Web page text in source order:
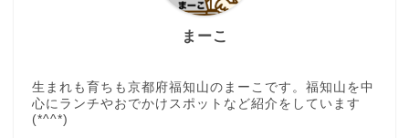
まーこ
生まれも育ちも京都府福知山のまーこです。福知山を中
心にランチやおでかけスポットなど紹介をしています
(*^^*)